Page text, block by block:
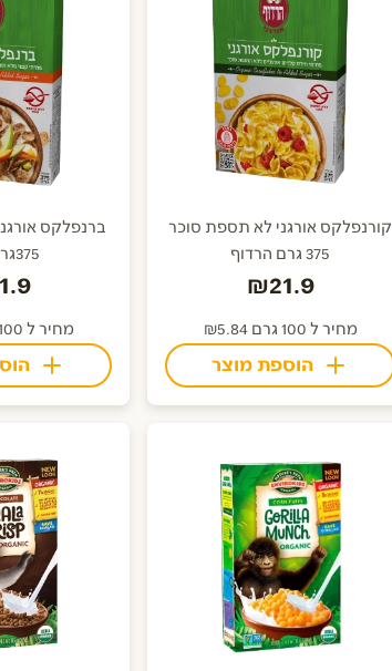
קורנפלקס אורגני לא תספת סוכר
375 גרם הרדוף
₪21.9
מחיר ל 100 גרם ₪5.84
הוספת מוצר
ברנפלקס
375גר הרדוף
מחיר ל 100 גרם ₪5.84